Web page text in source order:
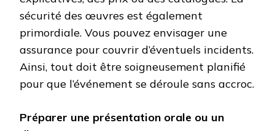
sécurité des œuvres est également
primordiale. Vous pouvez envisager une
assurance pour couvrir d’éventuels incidents.
Ainsi, tout doit être soigneusement planifié
pour que l’événement se déroule sans accroc.
Préparer une présentation orale ou un